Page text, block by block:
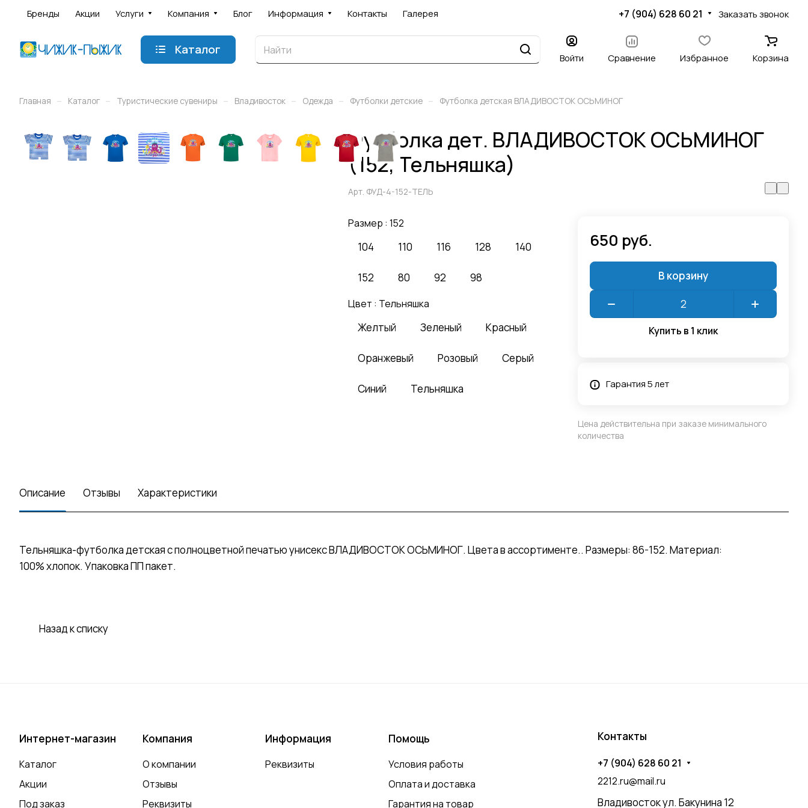
Бренды Акции Услуги Компания Блог Информация Контакты Галерея +7 (904) 628 60 21 Заказать звонок
Каталог
Войти Сравнение Избранное Корзина
Главная – Каталог – Туристические сувениры – Владивосток – Одежда – Футболки детские – Футболка детская ВЛАДИВОСТОК ОСЬМИНОГ
Футболка дет. ВЛАДИВОСТОК ОСЬМИНОГ
(152, Тельняшка)
Арт. ФУД-4-152-ТЕЛЬ
Размер : 152
104 110 116 128 140
152 80 92 98
Цвет : Тельняшка
Желтый Зеленый Красный
Оранжевый Розовый Серый
Синий Тельняшка
650 руб.
В корзину
Купить в 1 клик
Гарантия 5 лет
Цена действительна при заказе минимального
количества
Описание Отзывы Характеристики
Тельняшка-футболка детская с полноцветной печатью унисекс ВЛАДИВОСТОК ОСЬМИНОГ. Цвета в ассортименте.. Размеры: 86-152. Материал:
100% хлопок. Упаковка ПП пакет.
Назад к списку
Интернет-магазин
Каталог
Акции
Под заказ
Компания
О компании
Отзывы
Реквизиты
Информация
Реквизиты
Помощь
Условия работы
Оплата и доставка
Гарантия на товар
Контакты
+7 (904) 628 60 21
2212.ru@mail.ru
Владивосток ул. Бакунина 12